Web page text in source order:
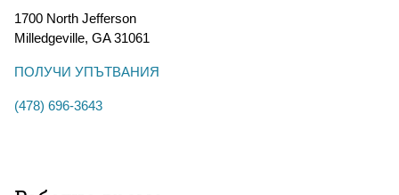
1700 North Jefferson
Milledgeville, GA31061
ПОЛУЧИ УПЪТВАНИЯ
(478) 696-3643